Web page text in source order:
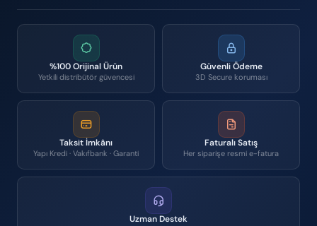
%100 Orijinal Ürün
Yetkili distribütör güvencesi
Güvenli Ödeme
3D Secure koruması
Taksit İmkânı
Yapı Kredi · Vakıfbank · Garanti
Faturalı Satış
Her siparişe resmi e-fatura
Uzman Destek